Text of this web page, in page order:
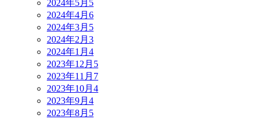
2024年5月 5
2024年4月 6
2024年3月 5
2024年2月 3
2024年1月 4
2023年12月 5
2023年11月 7
2023年10月 4
2023年9月 4
2023年8月 5